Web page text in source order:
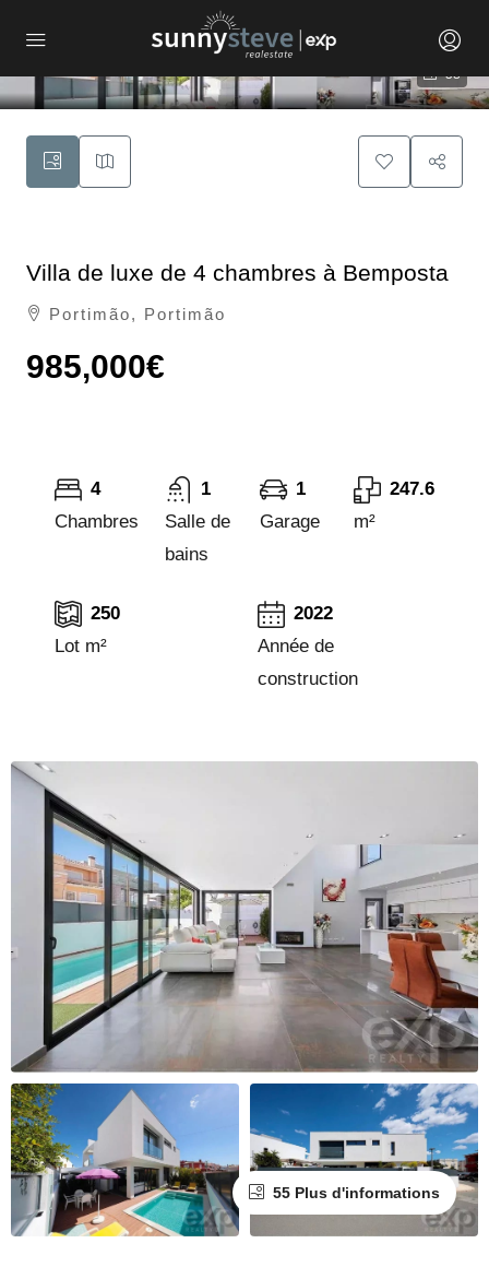
58
Villa de luxe de 4 chambres à Bemposta
Portimão, Portimão
985,000€
4
Chambres
1
Salle de
bains
1
Garage
247.6
m²
250
Lot m²
2022
Année de
construction
55 Plus d'informations